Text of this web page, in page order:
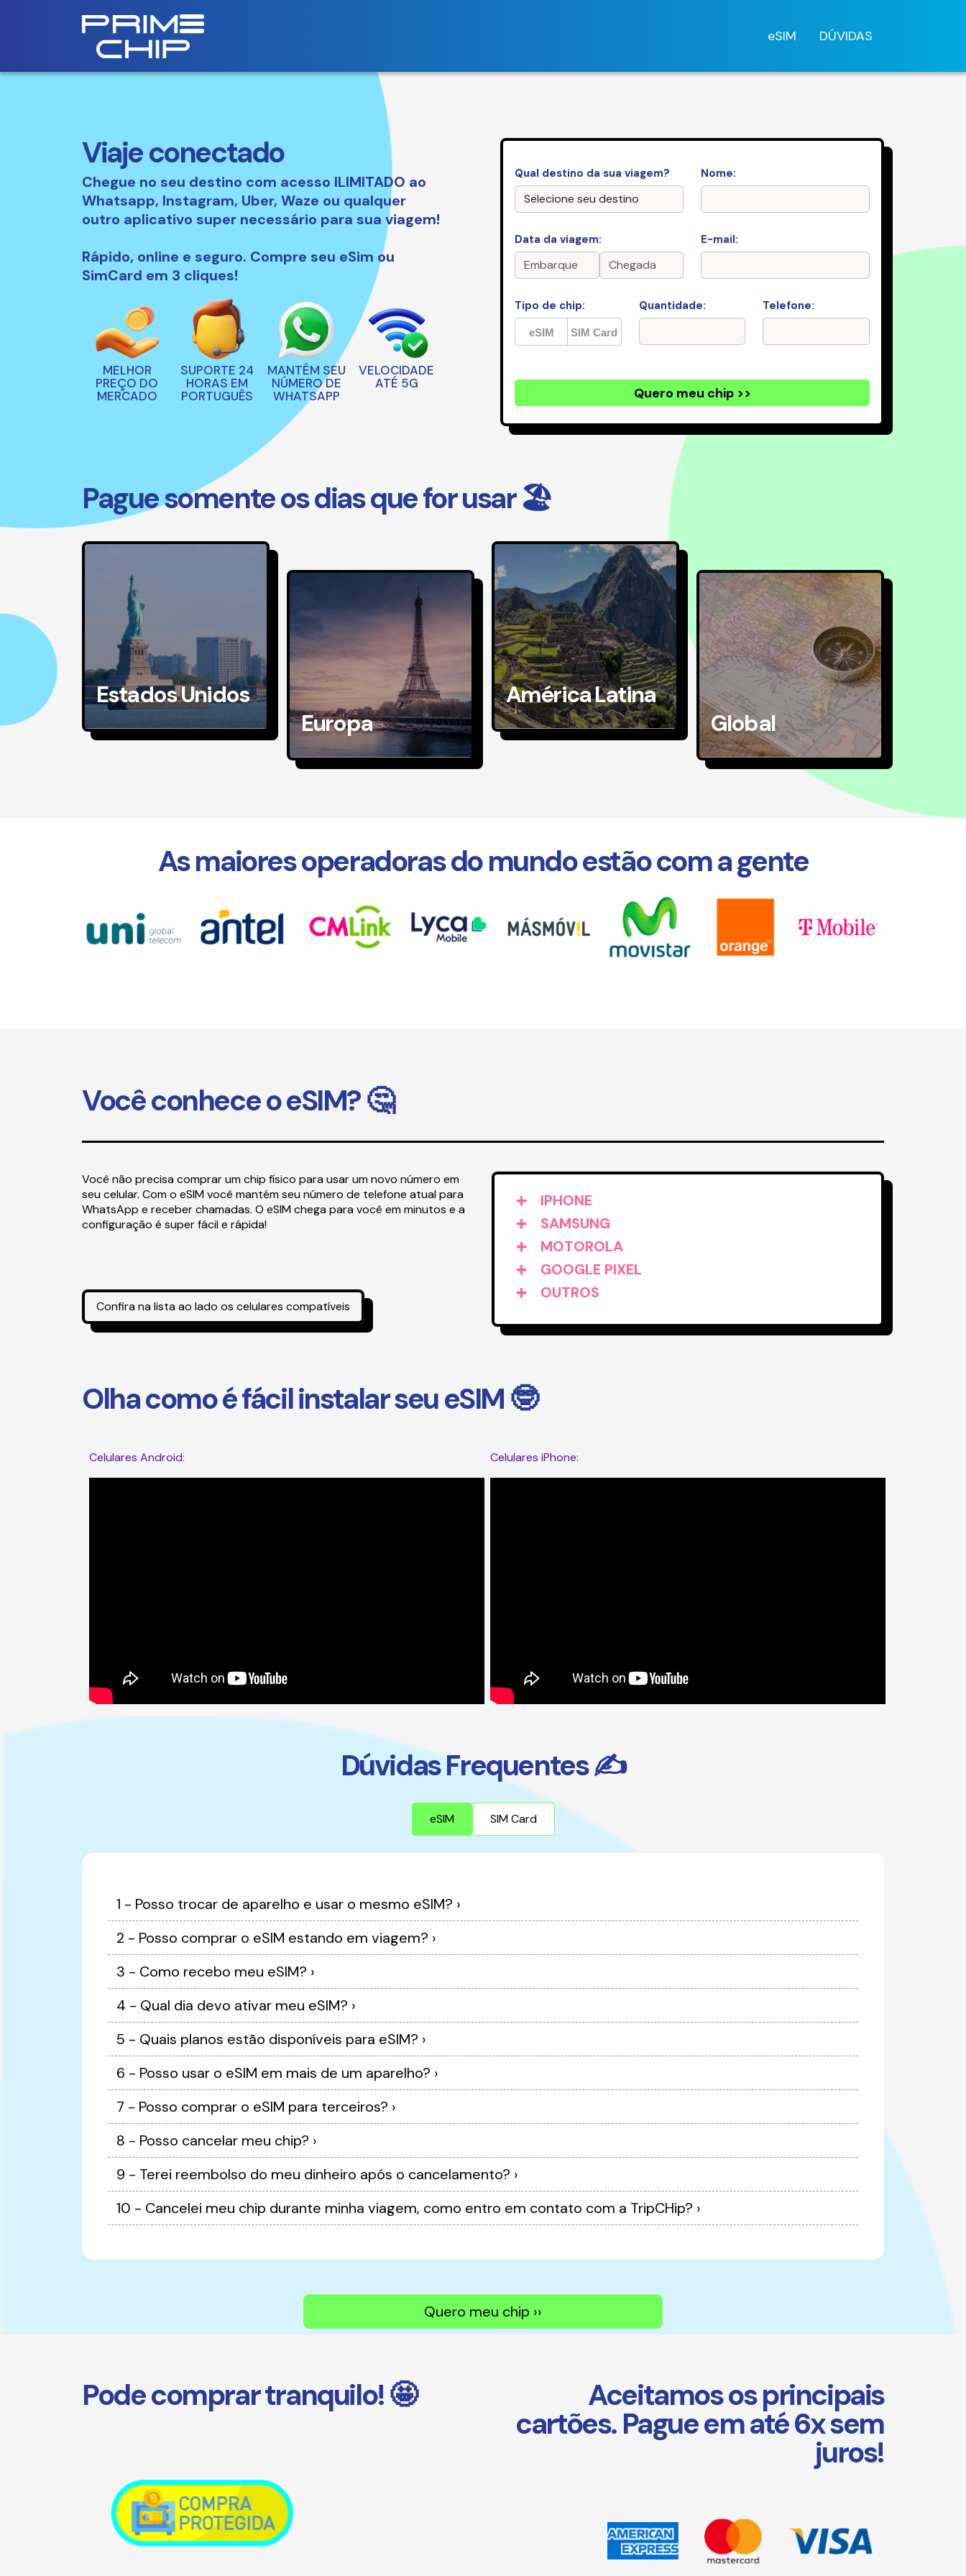
eSIM DÚVIDAS
Viaje conectado
Chegue no seu destino com acesso ILIMITADO ao
Whatsapp, Instagram, Uber, Waze ou qualquer
outro aplicativo super necessário para sua viagem!
Rápido, online e seguro. Compre seu eSim ou
SimCard em 3 cliques!
MELHOR
PREÇO DO
MERCADO
SUPORTE 24
HORAS EM
PORTUGUÊS
MANTÉM SEU
NÚMERO DE
WHATSAPP
VELOCIDADE
ATÉ 5G
Qual destino da sua viagem? Nome:
Data da viagem: E-mail:
Tipo de chip:
eSIM SIM Card
Quantidade: Telefone:
Quero meu chip >>
Pague somente os dias que for usar 🏖️
Estados Unidos
Europa
América Latina
Global
As maiores operadoras do mundo estão com a gente
Você conhece o eSIM? 🤔
Você não precisa comprar um chip físico para usar um novo número em
seu celular. Com o eSIM você mantém seu número de telefone atual para
WhatsApp e receber chamadas. O eSIM chega para você em minutos e a
configuração é super fácil e rápida!
Confira na lista ao lado os celulares compatíveis
IPHONE
SAMSUNG
MOTOROLA
GOOGLE PIXEL
OUTROS
Olha como é fácil instalar seu eSIM 🤓
Celulares Android: Celulares iPhone:
Dúvidas Frequentes ✍️
eSIM SIM Card
1 - Posso trocar de aparelho e usar o mesmo eSIM? ›
2 - Posso comprar o eSIM estando em viagem? ›
3 - Como recebo meu eSIM? ›
4 - Qual dia devo ativar meu eSIM? ›
5 - Quais planos estão disponíveis para eSIM? ›
6 - Posso usar o eSIM em mais de um aparelho? ›
7 - Posso comprar o eSIM para terceiros? ›
8 - Posso cancelar meu chip? ›
9 - Terei reembolso do meu dinheiro após o cancelamento? ›
10 - Cancelei meu chip durante minha viagem, como entro em contato com a TripCHip? ›
Quero meu chip ››
Pode comprar tranquilo! 🤩 Aceitamos os principais
cartões. Pague em até 6x sem
juros!